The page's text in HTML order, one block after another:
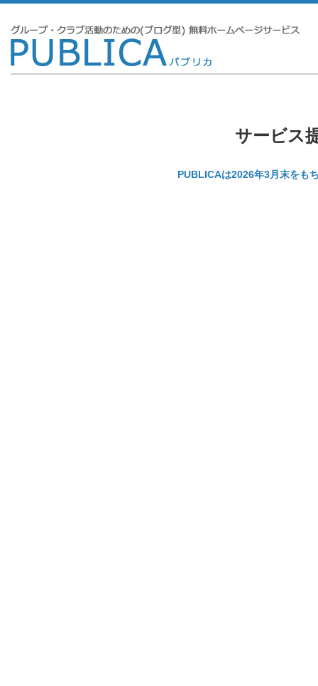
サービス
PUBLICAは2026年3月末をも